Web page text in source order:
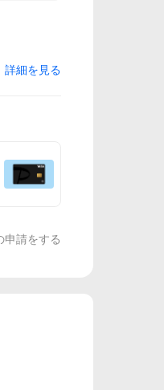
詳細を見る
申請をする